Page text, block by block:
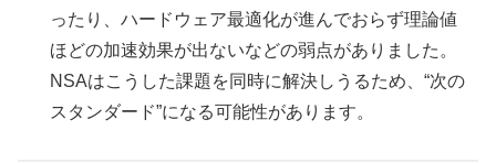
ったり、ハードウェア最適化が進んでおらず理論値
ほどの加速効果が出ないなどの弱点がありました。
NSAはこうした課題を同時に解決しうるため、“次の
スタンダード”になる可能性があります。